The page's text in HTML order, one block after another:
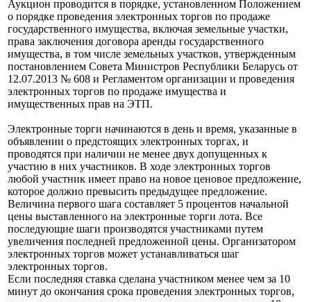
Аукцион проводится в порядке, установленном Положением
о порядке проведения электронных торгов по продаже
государственного имущества, включая земельные участки,
права заключения договора аренды государственного
имущества, в том числе земельных участков, утвержденным
постановлением Совета Министров Республики Беларусь от
12.07.2013 № 608 и Регламентом организации и проведения
электронных торгов по продаже имущества и
имущественных прав на ЭТП.
Электронные торги начинаются в день и время, указанные в
объявлении о предстоящих электронных торгах, и
проводятся при наличии не менее двух допущенных к
участию в них участников. В ходе электронных торгов
любой участник имеет право на новое ценовое предложение,
которое должно превысить предыдущее предложение.
Величина первого шага составляет 5 процентов начальной
цены выставленного на электронные торги лота. Все
последующие шаги производятся участниками путем
увеличения последней предложенной цены. Организатором
электронных торгов может устанавливаться шаг
электронных торгов.
Если последняя ставка сделана участником менее чем за 10
минут до окончания срока проведения электронных торгов,